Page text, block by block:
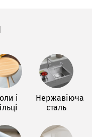
і
Нержавіюча
сталь